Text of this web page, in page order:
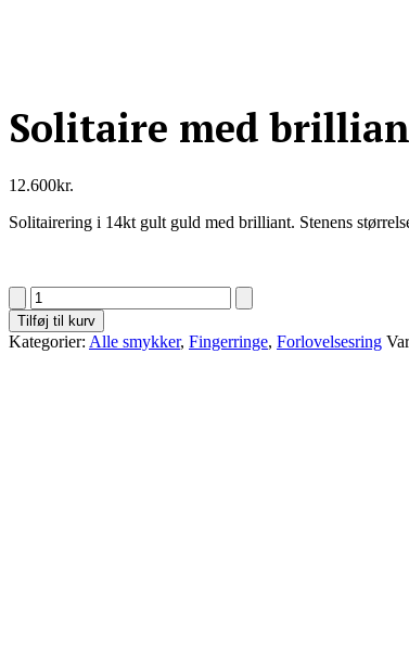
Solitaire med
12.600kr.
Solitairering i 14kt gult guld med brilliant. Stenens
Solitaire
med
brilliant
antal
Tilføj til kurv
Kategorier: Alle smykker, Fingerringe, Forlovelsesring